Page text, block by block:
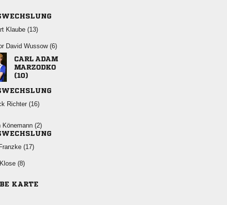
 
  
 


 
 


KARTE